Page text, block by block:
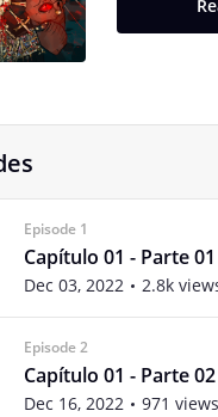
Episode 1
Capítulo 01 - Parte 01
Dec 03, 2022 2.8k
Episode 2
Capítulo 01 - Parte 02
Dec 16, 2022 971 views